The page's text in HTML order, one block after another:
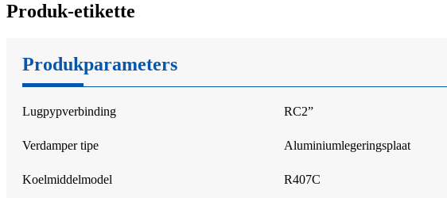
Produk-etikette
Produkparameters
Lugpypverbinding RC2”
Verdamper tipe Aluminiumlegeringsplaat
Koelmiddelmodel R407C